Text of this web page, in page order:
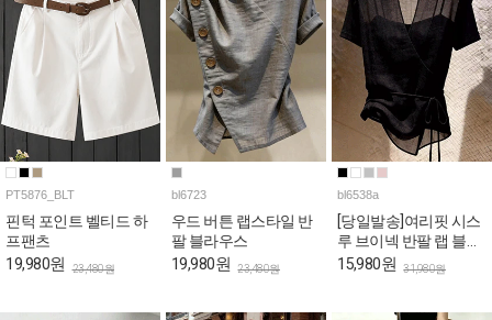
PT5876_BLT
핀턱 포인트 벨티드 하
프팬츠
19,980원 23,480원
bl6723
우드 버튼 랩스타일 반
팔 블라우스
19,980원 23,480원
bl6538a
[당일발송]여리핏 시스
루 브이넥 반팔 랩 블라
우스
15,980원 31,980원